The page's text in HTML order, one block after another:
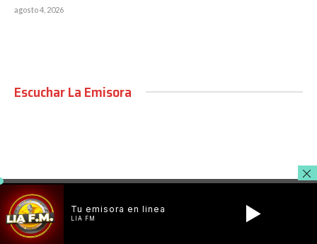
agosto 4, 2026
Escuchar La Emisora
Tu emisora en linea
LIA FM